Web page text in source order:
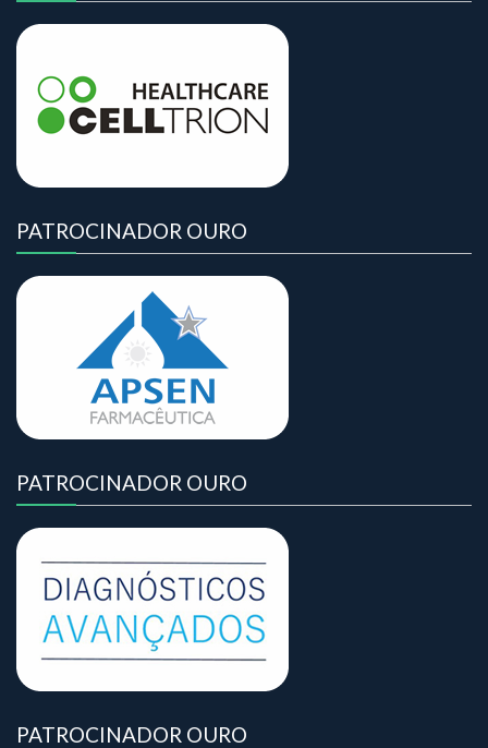
PATROCINADOR OURO
PATROCINADOR OURO
PATROCINADOR OURO